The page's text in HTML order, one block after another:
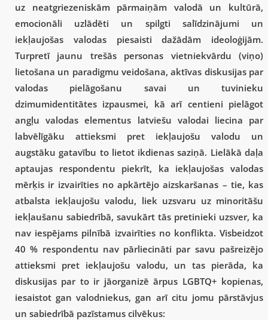
uz neatgriezeniskām pārmaiņām valodā un kultūrā,
emocionāli uzlādēti un spilgti salīdzinājumi un
iekļaujošas valodas piesaisti dažādām ideoloģijām.
Turpretī jaunu trešās personas vietniekvārdu (viņo)
lietošana un paradigmu veidošana, aktīvas diskusijas par
valodas pielāgošanu savai un tuvinieku
dzimumidentitātes izpausmei, kā arī centieni pielāgot
angļu valodas elementus latviešu valodai liecina par
labvēlīgāku attieksmi pret iekļaujošu valodu un
augstāku gatavību to lietot ikdienas saziņā. Lielākā daļa
aptaujas respondentu piekrīt, ka iekļaujošas valodas
mērķis ir izvairīties no apkārtējo aizskaršanas – tie, kas
atbalsta iekļaujošu valodu, liek uzsvaru uz minoritāšu
iekļaušanu sabiedrībā, savukārt tās pretinieki uzsver, ka
nav iespējams pilnībā izvairīties no konflikta. Visbeidzot
40 % respondentu nav pārliecināti par savu pašreizējo
attieksmi pret iekļaujošu valodu, un tas pierāda, ka
diskusijas par to ir jāorganizē ārpus LGBTQ+ kopienas,
iesaistot gan valodniekus, gan arī citu jomu pārstāvjus
un sabiedrībā pazīstamus cilvēkus: